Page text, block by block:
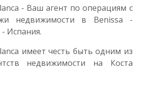
- Ваш агент по операциям с
недвижимости в Benissa -
Испания.
имеет честь быть одним из
недвижимости на Коста